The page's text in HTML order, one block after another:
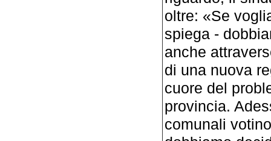
oltre: «Se
spiega -
anche
di una nuova
cuore del
provincia.
comunali